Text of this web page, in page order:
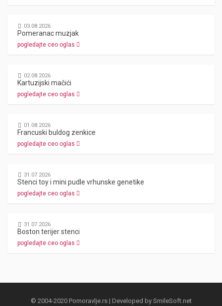
03.08.2026
Pomeranac muzjak
pogledajte ceo oglas
02.08.2026
Kartuzijski mačići
pogledajte ceo oglas
01.08.2026
Francuski buldog zenkice
pogledajte ceo oglas
31.07.2026
Stenci toy i mini pudle vrhunske genetike
pogledajte ceo oglas
31.07.2026
Boston terijer stenci
pogledajte ceo oglas
© 2004-2020 Pomoravlje.rs | Developed by SmileSoft.net